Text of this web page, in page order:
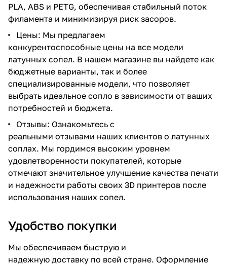
PLA, ABS и PETG, обеспечивая стабильный поток
филамента и минимизируя риск засоров.
Цены: Мы предлагаем
конкурентоспособные цены на все модели
латунных сопел. В нашем магазине вы найдете как
бюджетные варианты, так и более
специализированные модели, что позволяет
выбрать идеальное сопло в зависимости от ваших
потребностей и бюджета.
Отзывы: Ознакомьтесь с
реальными отзывами наших клиентов о латунных
соплах. Мы гордимся высоким уровнем
удовлетворенности покупателей, которые
отмечают значительное улучшение качества печати
и надежности работы своих 3D принтеров после
использования наших сопел.
Удобство покупки
Мы обеспечиваем быструю и
надежную доставку по всей стране. Оформление